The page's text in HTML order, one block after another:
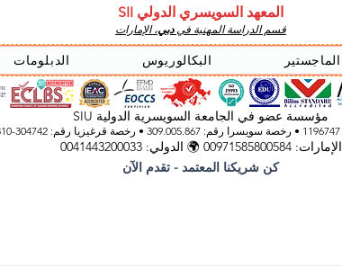
المعهد السويسري الدولي SII
قسم الدراسة المهنية فيدبي، الإمارات
الدبلومات البكالوريوس الماجستير
مؤسسة عضو في الجامعة السويسرية الدولية SIU
رقم: 304742-3310
الإمارات: 00971585800584 🌍 الدولي: 0041443200033
كن شريكنا المعتمد - تقدم الآن